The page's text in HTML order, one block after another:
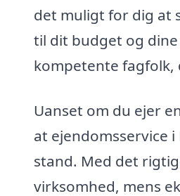
det muligt for dig at
til dit budget og
kompetente fagfolk,
Uanset om du ejer
at ejendomsservice
stand. Med det
virksomhed, mens